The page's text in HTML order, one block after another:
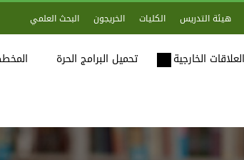
هيئة التدريس الكليات الخريجون البحث العلمي
الخارجية تحميل البرامج الحرة المخطط